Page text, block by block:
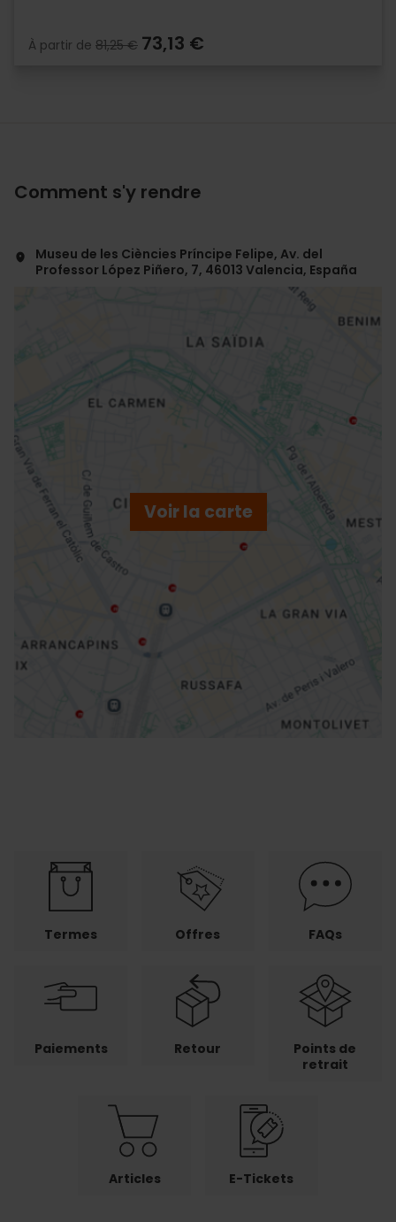
À partir de 81,25 € 73,13 €
Comment s'y rendre
Museu de les Ciències Príncipe Felipe, Av. del
Professor López Piñero, 7, 46013 Valencia, España
Voir la carte
Directions
Termes Offres FAQs
Paiements Retour
Points de
retrait
Articles E-Tickets